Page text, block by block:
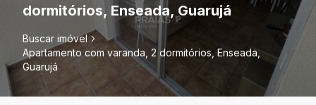
dormitórios, Enseada, Guarujá
Buscar imóvel
Apartamento com varanda, 2 dormitórios, Enseada,
Guarujá